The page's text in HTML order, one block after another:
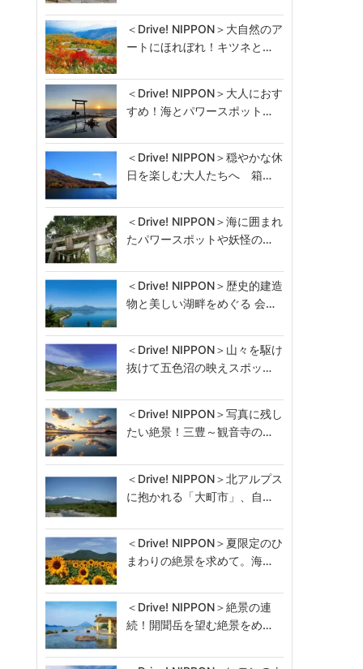
＜Drive! NIPPON＞大自然のア
ートにほれぼれ！キツネと…
＜Drive! NIPPON＞大人におす
すめ！海とパワースポット…
＜Drive! NIPPON＞穏やかな休
日を楽しむ大人たちへ 箱…
＜Drive! NIPPON＞海に囲まれ
たパワースポットや妖怪の…
＜Drive! NIPPON＞歴史的建造
物と美しい湖畔をめぐる 会…
＜Drive! NIPPON＞山々を駆け
抜けて五色沼の映えスポッ…
＜Drive! NIPPON＞写真に残し
たい絶景！三豊～観音寺の…
＜Drive! NIPPON＞北アルプス
に抱かれる「大町市」、自…
＜Drive! NIPPON＞夏限定のひ
まわりの絶景を求めて。海…
＜Drive! NIPPON＞絶景の連
続！開聞岳を望む絶景をめ…